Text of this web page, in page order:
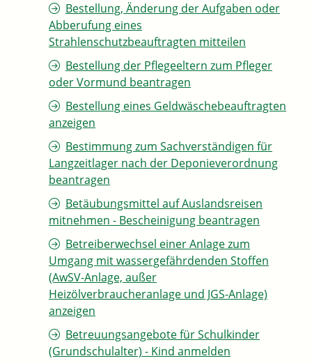
Bestellung, Änderung der Aufgaben oder
Abberufung eines
Strahlenschutzbeauftragten mitteilen
Bestellung der Pflegeeltern zum Pfleger
oder Vormund beantragen
Bestellung eines Geldwäschebeauftragten
anzeigen
Bestimmung zum Sachverständigen für
Langzeitlager nach der Deponieverordnung
beantragen
Betäubungsmittel auf Auslandsreisen
mitnehmen - Bescheinigung beantragen
Betreiberwechsel einer Anlage zum
Umgang mit wassergefährdenden Stoffen
(AwSV-Anlage, außer
Heizölverbraucheranlage und JGS-Anlage)
anzeigen
Betreuungsangebote für Schulkinder
(Grundschulalter) - Kind anmelden